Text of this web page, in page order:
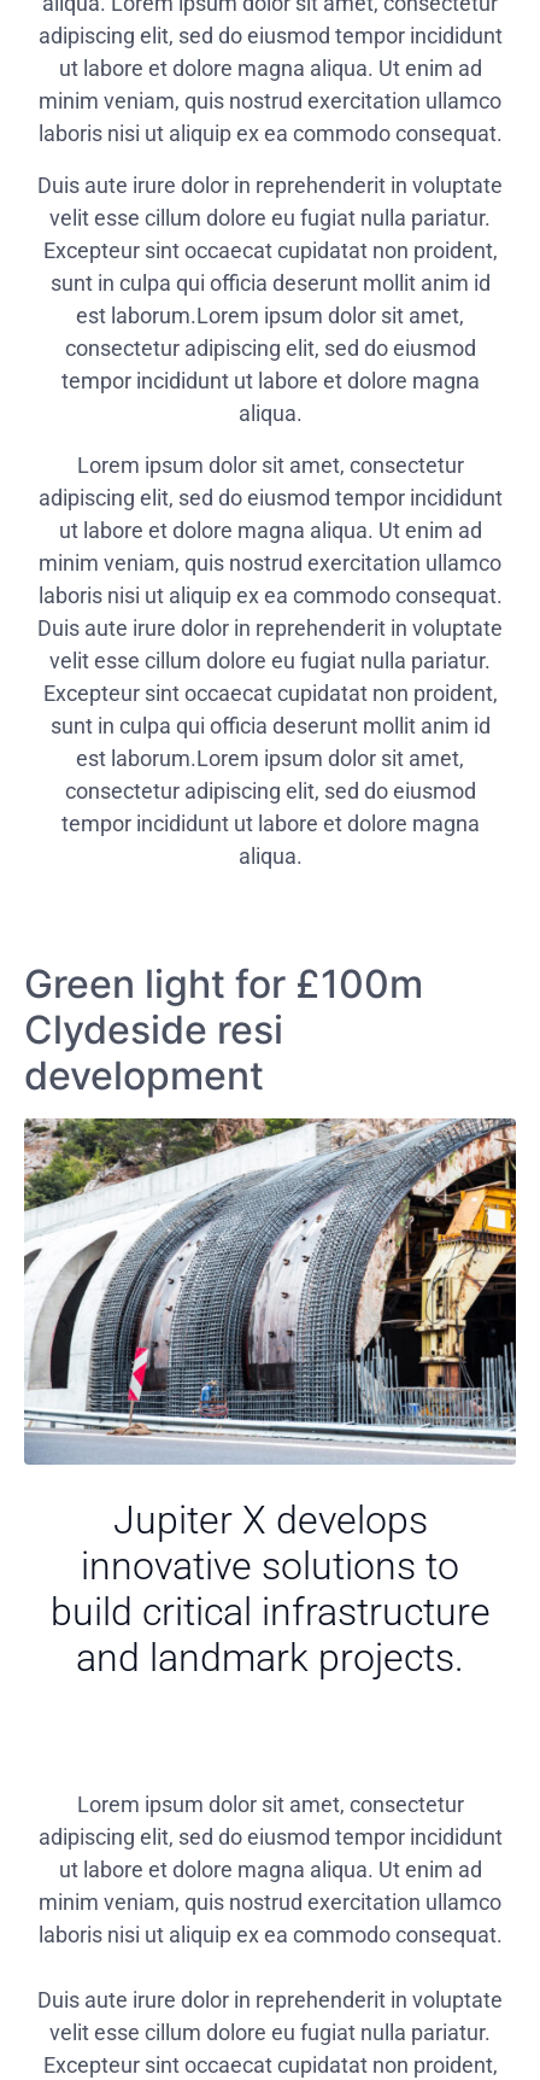
adipiscing elit, sed do eiusmod tempor incididunt
ut labore et dolore magna aliqua. Ut enim ad
minim veniam, quis nostrud exercitation ullamco
laboris nisi ut aliquip ex ea commodo consequat.
Duis aute irure dolor in reprehenderit in voluptate
velit esse cillum dolore eu fugiat nulla pariatur.
Excepteur sint occaecat cupidatat non proident,
sunt in culpa qui officia deserunt mollit anim id
est laborum.Lorem ipsum dolor sit amet,
consectetur adipiscing elit, sed do eiusmod
tempor incididunt ut labore et dolore magna
aliqua.
Lorem ipsum dolor sit amet, consectetur
adipiscing elit, sed do eiusmod tempor incididunt
ut labore et dolore magna aliqua. Ut enim ad
minim veniam, quis nostrud exercitation ullamco
laboris nisi ut aliquip ex ea commodo consequat.
Duis aute irure dolor in reprehenderit in voluptate
velit esse cillum dolore eu fugiat nulla pariatur.
Excepteur sint occaecat cupidatat non proident,
sunt in culpa qui officia deserunt mollit anim id
est laborum.Lorem ipsum dolor sit amet,
consectetur adipiscing elit, sed do eiusmod
tempor incididunt ut labore et dolore magna
aliqua.
Green light for £100m
Clydeside resi
development
Jupiter X develops
innovative solutions to
build critical infrastructure
and landmark projects.
Lorem ipsum dolor sit amet, consectetur
adipiscing elit, sed do eiusmod tempor incididunt
ut labore et dolore magna aliqua. Ut enim ad
minim veniam, quis nostrud exercitation ullamco
laboris nisi ut aliquip ex ea commodo consequat.
Duis aute irure dolor in reprehenderit in voluptate
velit esse cillum dolore eu fugiat nulla pariatur.
Excepteur sint occaecat cupidatat non proident,